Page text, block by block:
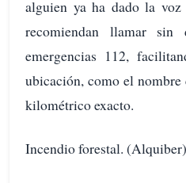
alguien ya ha dado la voz
recomiendan llamar
emergencias 112,
ubicación, como el
kilométrico exacto.
Incendio forestal. (Alquiber)